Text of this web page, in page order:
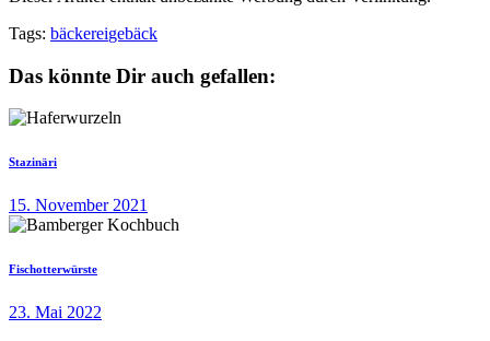
Tags: bäckereigebäck
Das könnte Dir auch gefallen:
Stazinäri
15. November 2021
Fischotterwürste
23. Mai 2022